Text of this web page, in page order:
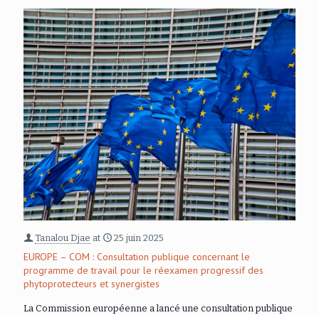
Tanalou Djae at 25 juin 2025
EUROPE – COM : Consultation publique concernant le
programme de travail pour le réexamen progressif des
phytoprotecteurs et synergistes
La Commission européenne a lancé une consultation publique